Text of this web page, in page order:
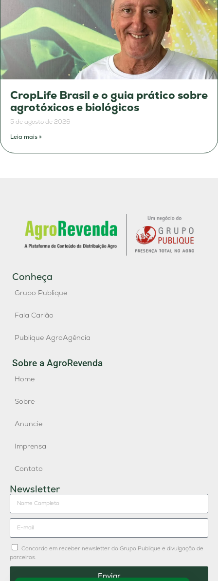
CropLife Brasil e o guia prático sobre
agrotóxicos e biológicos
5 de agosto de 2026
Leia mais »
Conheça
Grupo Publique
Fala Carlão
Publique AgroAgência
Sobre a AgroRevenda
Home
Sobre
Anuncie
Imprensa
Contato
Newsletter
Concordo em receber newsletter do Grupo Publique e divulgação de
parceiros.
Enviar